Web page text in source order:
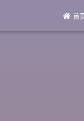
首